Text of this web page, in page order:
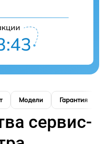
Модели Гарантия
сервис-